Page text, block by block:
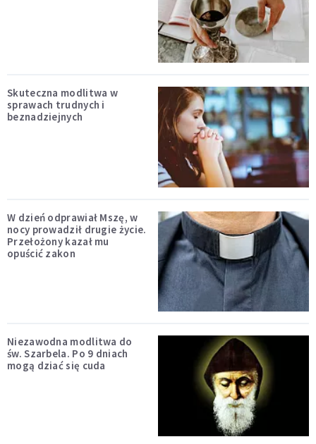
Skuteczna modlitwa w
sprawach trudnych i
beznadziejnych
W dzień odprawiał Mszę, w
nocy prowadził drugie życie.
Przełożony kazał mu
opuścić zakon
Niezawodna modlitwa do
św. Szarbela. Po 9 dniach
mogą dziać się cuda